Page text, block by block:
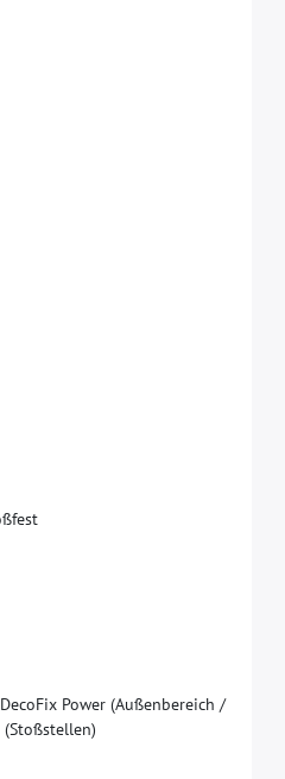
ßfest
DecoFix Power (Außenbereich /
(Stoßstellen)